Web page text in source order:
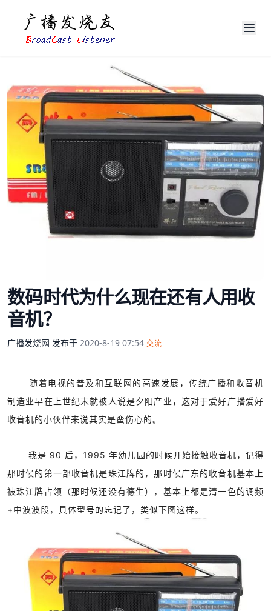
数码时代为什么现在还有人用收
音机？
广播发烧网 发布于 2020-8-19 07:54 交流
随着电视的普及和互联网的高速发展，传统广播和收音机
制造业早在上世纪末就被人说是夕阳产业，这对于爱好广播爱好
收音机的小伙伴来说其实是蛮伤心的。
我是 90 后，1995 年幼儿园的时候开始接触收音机，记得
那时候的第一部收音机是珠江牌的，那时候广东的收音机基本上
被珠江牌占领（那时候还没有德生），基本上都是清一色的调频
+中波波段，具体型号的忘记了，类似下图这样。